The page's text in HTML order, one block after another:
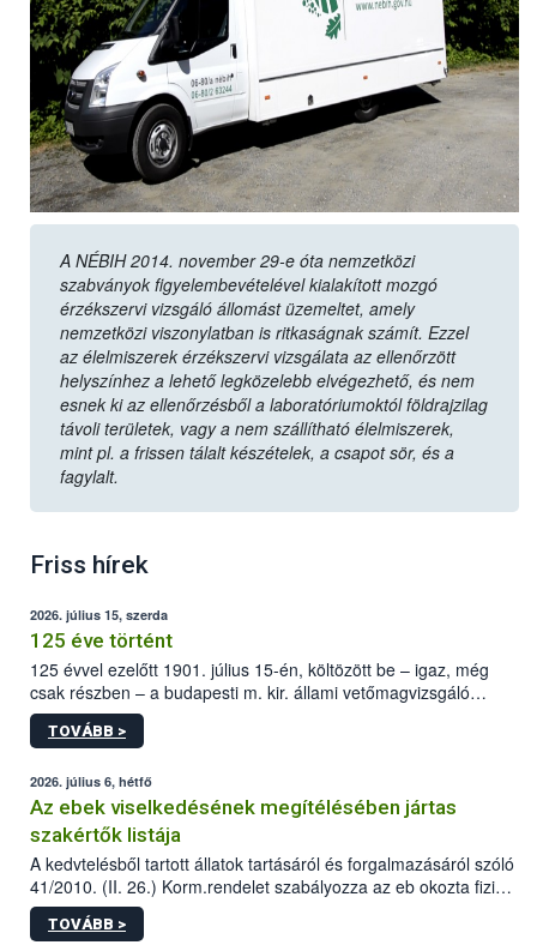
A NÉBIH 2014. november 29-e óta nemzetközi
szabványok figyelembevételével kialakított mozgó
érzékszervi vizsgáló állomást üzemeltet, amely
nemzetközi viszonylatban is ritkaságnak számít. Ezzel
az élelmiszerek érzékszervi vizsgálata az ellenőrzött
helyszínhez a lehető legközelebb elvégezhető, és nem
esnek ki az ellenőrzésből a laboratóriumoktól földrajzilag
távoli területek, vagy a nem szállítható élelmiszerek,
mint pl. a frissen tálalt készételek, a csapot sör, és a
fagylalt.
Friss hírek
2026. július 15, szerda
125 éve történt
125 évvel ezelőtt 1901. július 15-én, költözött be – igaz, még
csak részben – a budapesti m. kir. állami vetőmagvizsgáló
állomás a Kis Rókus utca 15. szám alatti, Czigler Győző által
tervezett új épületébe.
TOVÁBB >
2026. július 6, hétfő
Az ebek viselkedésének megítélésében jártas
szakértők listája
A kedvtelésből tartott állatok tartásáról és forgalmazásáról szóló
41/2010. (II. 26.) Korm.rendelet szabályozza az eb okozta fizikai
sérülés, illetve ennek veszélye keletkezésekor felmerülő
hatósági feladatokat, valamint a veszélyes eb tartását és annak
TOVÁBB >